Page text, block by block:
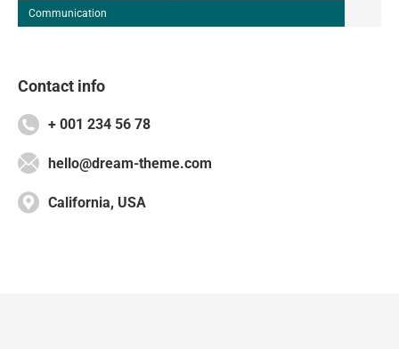
Communication
Contact info
+ 001 234 56 78
hello@dream-theme.com
California, USA